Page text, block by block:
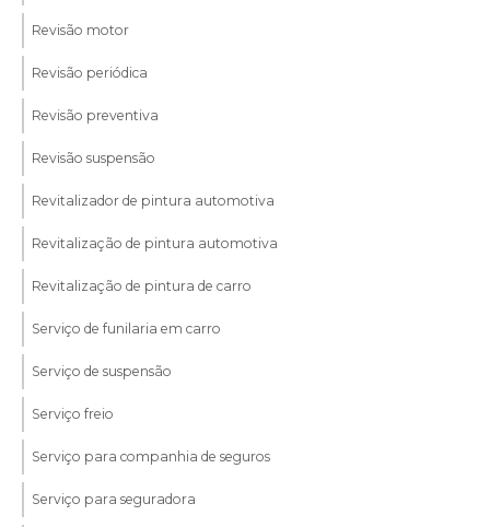
Revisão motor
Revisão periódica
Revisão preventiva
Revisão suspensão
Revitalizador de pintura automotiva
Revitalização de pintura automotiva
Revitalização de pintura de carro
Serviço de funilaria em carro
Serviço de suspensão
Serviço freio
Serviço para companhia de seguros
Serviço para seguradora